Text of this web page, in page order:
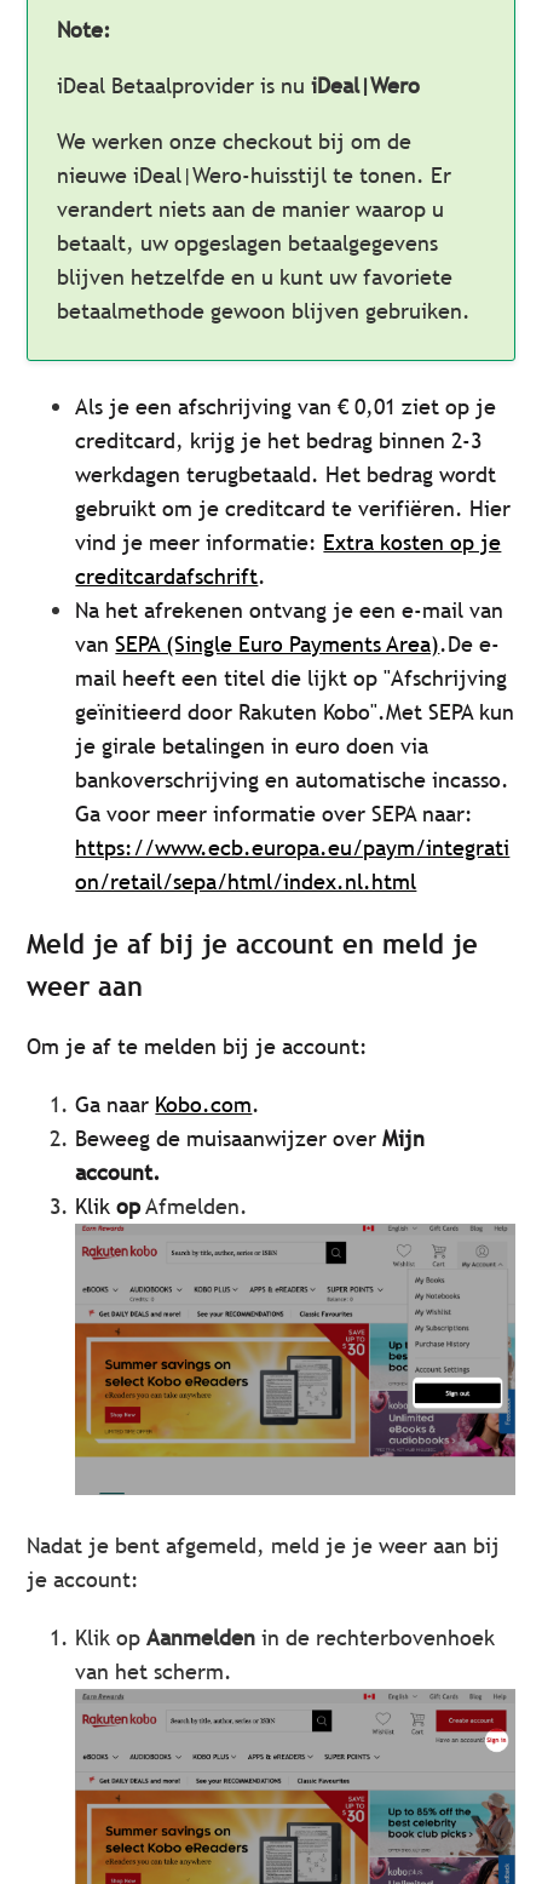
Note:
iDeal Betaalprovider is nuiDeal|Wero
We werken onze checkout bij om de
nieuwe iDeal|Wero-huisstijl te tonen. Er
verandert niets aan de manier waarop u
betaalt, uw opgeslagen betaalgegevens
blijven hetzelfde en u kunt uw favoriete
betaalmethode gewoon blijven gebruiken.
Als je een afschrijving van € 0,01 ziet op je
creditcard, krijg je het bedrag binnen 2-3
werkdagen terugbetaald. Het bedrag wordt
gebruikt om je creditcard te verifiëren. Hier
vind je meer informatie: Extra kosten op je
creditcardafschrift.
Na het afrekenen ontvang je een e-mail van
vanSEPA (Single Euro Payments Area).De e-
mail heeft een titel die lijkt op "Afschrijving
geïnitieerd door Rakuten Kobo".Met SEPA kun
jegirale betalingen in euro doen via
bankoverschrijving en automatische incasso.
Ga voor meer informatie over SEPA naar:
https://www.ecb.europa.eu/paym/integrati
on/retail/sepa/html/index.nl.html
Meld je af bij je account en meld je
weer aan
Om je af te melden bij je account:
Ga naar Kobo.com.
Beweeg de muisaanwijzer overMijn
account.
KlikopAfmelden.
Nadat je bent afgemeld, meld je je weer aan bij
je account:
Klik opAanmeldenin de rechterbovenhoek
van het scherm.